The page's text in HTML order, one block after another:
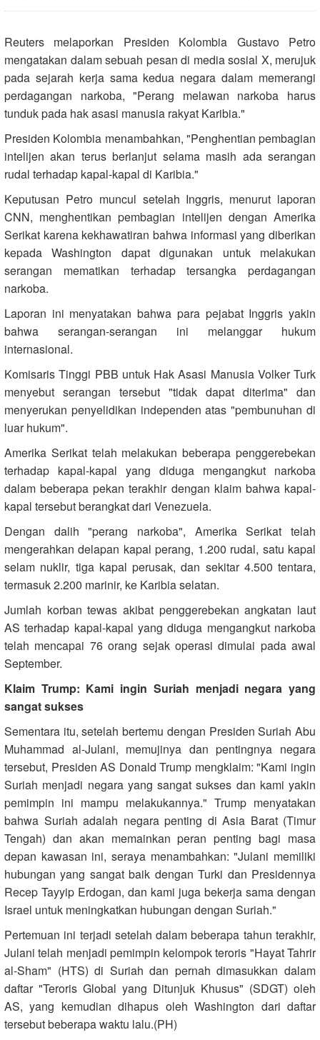
Reuters melaporkan Presiden Kolombia Gustavo Petro
mengatakan dalam sebuah pesan di media sosial X, merujuk
pada sejarah kerja sama kedua negara dalam memerangi
perdagangan narkoba, "Perang melawan narkoba harus
tunduk pada hak asasi manusia rakyat Karibia."
Presiden Kolombia menambahkan, "Penghentian pembagian
intelijen akan terus berlanjut selama masih ada serangan
rudal terhadap kapal-kapal di Karibia."
Keputusan Petro muncul setelah Inggris, menurut laporan
CNN, menghentikan pembagian intelijen dengan Amerika
Serikat karena kekhawatiran bahwa informasi yang diberikan
kepada Washington dapat digunakan untuk melakukan
serangan mematikan terhadap tersangka perdagangan
narkoba.
Laporan ini menyatakan bahwa para pejabat Inggris yakin
bahwa serangan-serangan ini melanggar hukum
internasional.
Komisaris Tinggi PBB untuk Hak Asasi Manusia Volker Turk
menyebut serangan tersebut "tidak dapat diterima" dan
menyerukan penyelidikan independen atas "pembunuhan di
luar hukum".
Amerika Serikat telah melakukan beberapa penggerebekan
terhadap kapal-kapal yang diduga mengangkut narkoba
dalam beberapa pekan terakhir dengan klaim bahwa kapal-
kapal tersebut berangkat dari Venezuela.
Dengan dalih "perang narkoba", Amerika Serikat telah
mengerahkan delapan kapal perang, 1.200 rudal, satu kapal
selam nuklir, tiga kapal perusak, dan sekitar 4.500 tentara,
termasuk 2.200 marinir, ke Karibia selatan.
Jumlah korban tewas akibat penggerebekan angkatan laut
AS terhadap kapal-kapal yang diduga mengangkut narkoba
telah mencapai 76 orang sejak operasi dimulai pada awal
September.
Klaim Trump: Kami ingin Suriah menjadi negara yang
sangat sukses
Sementara itu, setelah bertemu dengan Presiden Suriah Abu
Muhammad al-Julani, memujinya dan pentingnya negara
tersebut, Presiden AS Donald Trump mengklaim: "Kami ingin
Suriah menjadi negara yang sangat sukses dan kami yakin
pemimpin ini mampu melakukannya." Trump menyatakan
bahwa Suriah adalah negara penting di Asia Barat (Timur
Tengah) dan akan memainkan peran penting bagi masa
depan kawasan ini, seraya menambahkan: "Julani memiliki
hubungan yang sangat baik dengan Turki dan Presidennya
Recep Tayyip Erdogan, dan kami juga bekerja sama dengan
Israel untuk meningkatkan hubungan dengan Suriah."
Pertemuan ini terjadi setelah dalam beberapa tahun terakhir,
Julani telah menjadi pemimpin kelompok teroris "Hayat Tahrir
al-Sham" (HTS) di Suriah dan pernah dimasukkan dalam
daftar "Teroris Global yang Ditunjuk Khusus" (SDGT) oleh
AS, yang kemudian dihapus oleh Washington dari daftar
tersebut beberapa waktu lalu.(PH)